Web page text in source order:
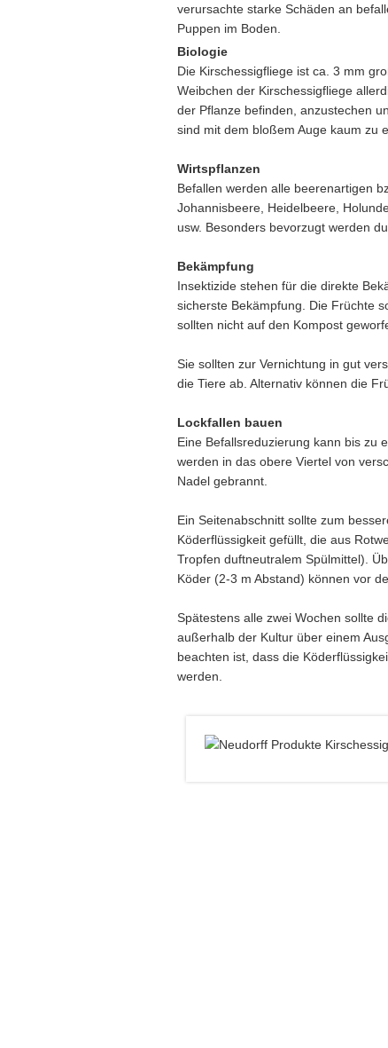
verursachte starke Schäden an
Puppen im Boden.
Biologie
Die Kirschessigfliege ist ca. 3 mm
Weibchen der Kirschessigfliege
der Pflanze befinden, anzustechen
sind mit dem bloßem Auge kaum zu
Wirtspflanzen
Befallen werden alle beerenartigen
Johannisbeere, Heidelbeere,
usw. Besonders bevorzugt werden
Bekämpfung
Insektizide stehen für die direkte
sicherste Bekämpfung. Die Früchte
sollten nicht auf den Kompost
Sie sollten zur Vernichtung in gut
die Tiere ab. Alternativ können die
Lockfallen bauen
Eine Befallsreduzierung kann bis zu
werden in das obere Viertel von
Nadel gebrannt.
Ein Seitenabschnitt sollte zum
Köderflüssigkeit gefüllt, die aus
Tropfen duftneutralem Spülmittel).
Köder (2-3 m Abstand) können vor
Spätestens alle zwei Wochen sollte
außerhalb der Kultur über einem
beachten ist, dass die
werden.